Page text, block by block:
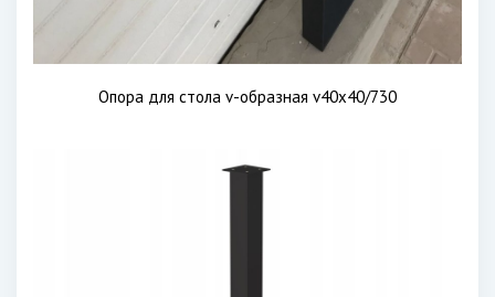
Опора для стола v-образная v40x40/730